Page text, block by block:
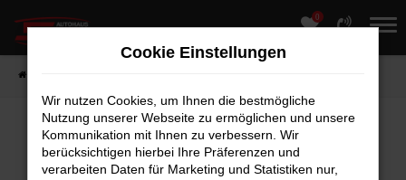
Zum
Hauptinhalt
0
Fehler: Network Error
Cookie Einstellungen
Wir nutzen Cookies, um Ihnen die bestmögliche
Nutzung unserer Webseite zu ermöglichen und unsere
Kommunikation mit Ihnen zu verbessern. Wir
berücksichtigen hierbei Ihre Präferenzen und
verarbeiten Daten für Marketing und Statistiken nur,